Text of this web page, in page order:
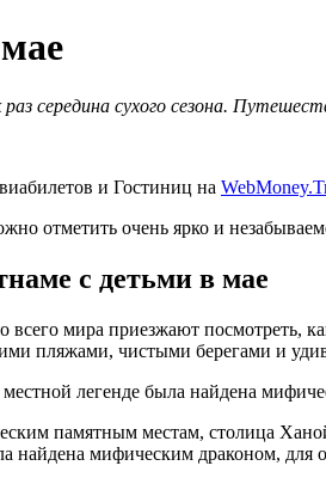
середина сухого сезона.
и Гостиниц на
отметить очень ярко и
с детьми в мае
мира приезжают посмотреть,
пляжами, чистыми берегами и
легенде была найдена
памятным местам, столица
найдена мифическим драконом, для